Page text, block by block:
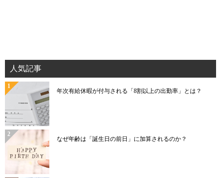
人気記事
年次有給休暇が付与される「8割以上の出勤率」とは？
なぜ年齢は「誕生日の前日」に加算されるのか？